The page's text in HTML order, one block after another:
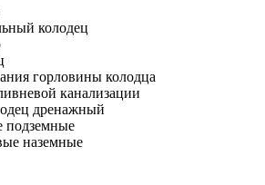
колодец
горловины колодца
канализации
дренажный
подземные
наземные